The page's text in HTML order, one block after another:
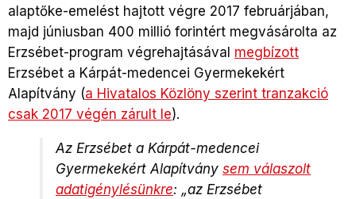
alaptőke-emelést hajtott végre 2017 februárjában,
majd júniusban 400 millió forintért megvásárolta az
Erzsébet-program végrehajtásával megbízott
Erzsébet a Kárpát-medencei Gyermekekért
Alapítvány (a Hivatalos Közlöny szerint tranzakció
csak 2017 végén zárult le).
Az Erzsébet a Kárpát-medencei
Gyermekekért Alapítvány sem válaszolt
adatigénylésünkre: „az Erzsébet